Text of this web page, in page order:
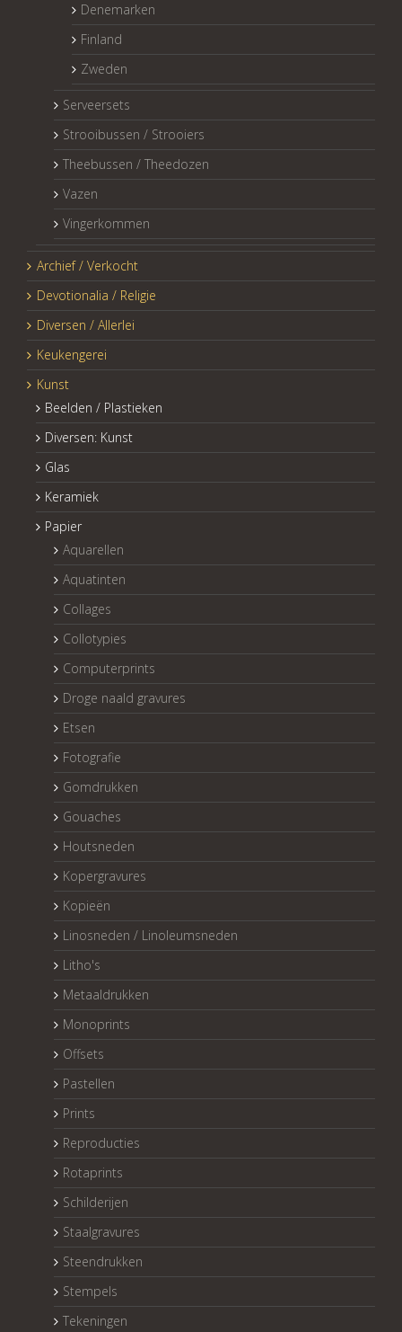
Denemarken
Finland
Zweden
Serveersets
Strooibussen / Strooiers
Theebussen / Theedozen
Vazen
Vingerkommen
Archief / Verkocht
Devotionalia / Religie
Diversen / Allerlei
Keukengerei
Kunst
Beelden / Plastieken
Diversen: Kunst
Glas
Keramiek
Papier
Aquarellen
Aquatinten
Collages
Collotypies
Computerprints
Droge naald gravures
Etsen
Fotografie
Gomdrukken
Gouaches
Houtsneden
Kopergravures
Kopieën
Linosneden / Linoleumsneden
Litho's
Metaaldrukken
Monoprints
Offsets
Pastellen
Prints
Reproducties
Rotaprints
Schilderijen
Staalgravures
Steendrukken
Stempels
Tekeningen